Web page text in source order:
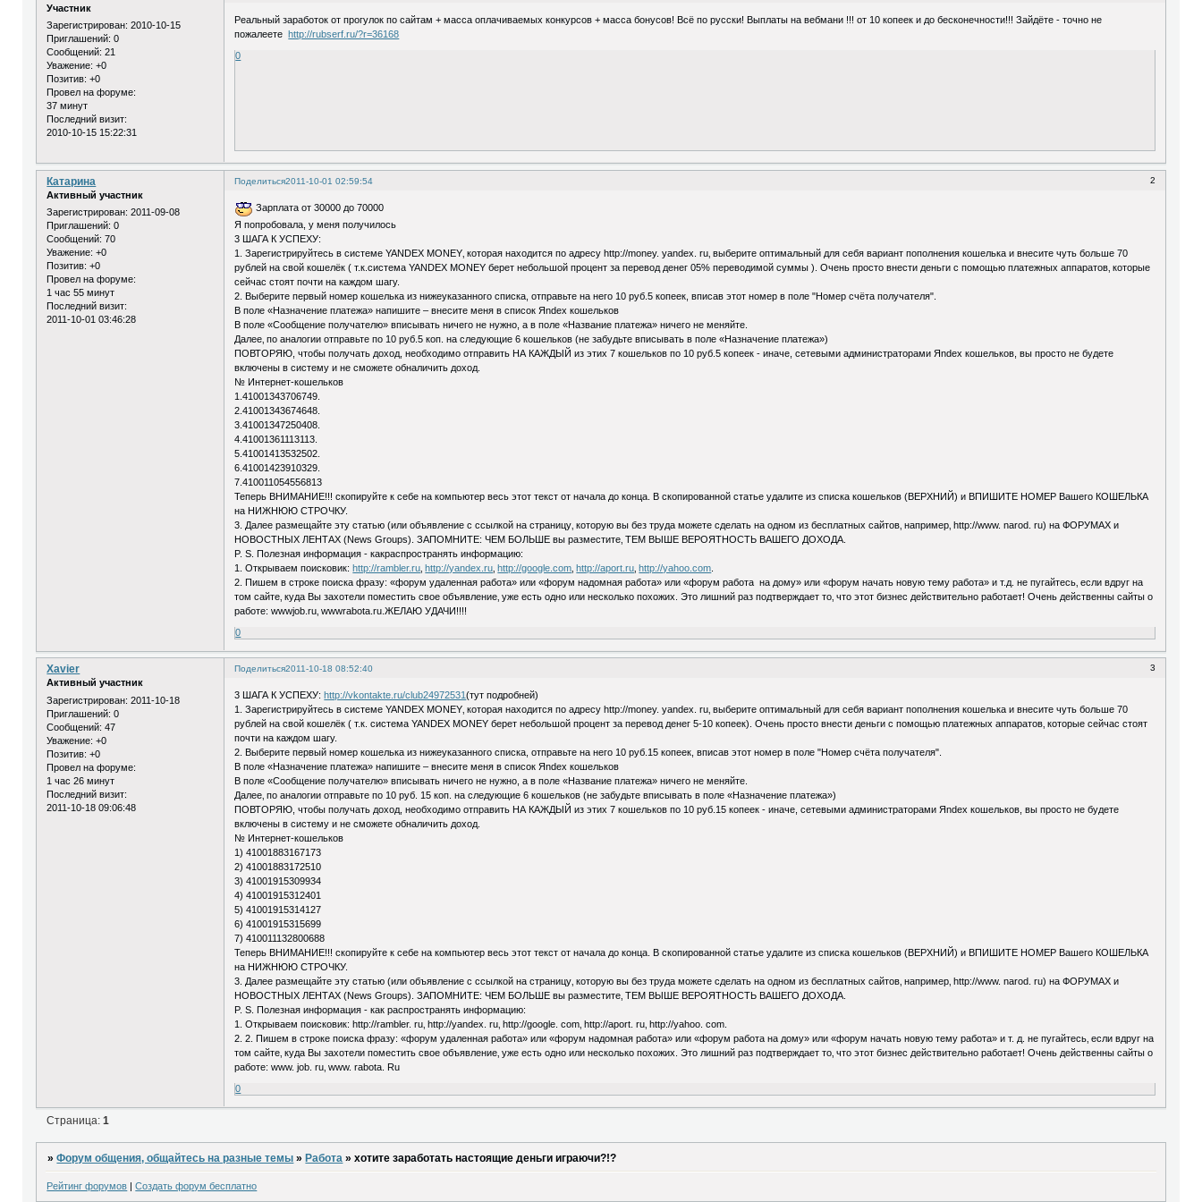
Участник
Зарегистрирован: 2010-10-15
Приглашений: 0
Сообщений: 21
Уважение: +0
Позитив: +0
Провел на форуме:
37 минут
Последний визит:
2010-10-15 15:22:31
Реальный заработок от прогулок по сайтам + масса оплачиваемых конкурсов + масса бонусов! Всё по русски! Выплаты на вебмани !!! от 10 копеек и до бесконечности!!! Зайдёте - точно не
пожалеете http://rubserf.ru/?r=36168
0
Поделиться 2
2011-10-01 02:59:54
Катарина
Активный участник
Зарегистрирован: 2011-09-08
Приглашений: 0
Сообщений: 70
Уважение: +0
Позитив: +0
Провел на форуме:
1 час 55 минут
Последний визит:
2011-10-01 03:46:28
Зарплата от 30000 до 70000
Я попробовала, у меня получилось
3 ШАГА К УСПЕХУ:
1. Зарегистрируйтесь в системе YANDEX MONEY‚ которая находится по адресу http://money. yandex. ru‚ выберите оптимальный для себя вариант пополнения кошелька и внесите чуть больше 70
рублей на свой кошелёк ( т.к.система YANDEX MONEY берет небольшой процент за перевод денег 05% переводимой суммы ). Очень просто внести деньги с помощью платежных аппаратов‚ которые
сейчас стоят почти на каждом шагу.
2. Выберите первый номер кошелька из нижеуказанного списка, отправьте на него 10 руб.5 копеек, вписав этот номер в поле "Номер счёта получателя".
В поле «Назначение платежа» напишите – внесите меня в список Яndex кошельков
В поле «Сообщение получателю» вписывать ничего не нужно, а в поле «Название платежа» ничего не меняйте.
Далее‚ по аналогии отправьте по 10 руб.5 коп. на следующие 6 кошельков (не забудьте вписывать в поле «Назначение платежа»)
ПОВТОРЯЮ, чтобы получать доход, необходимо отправить НА КАЖДЫЙ из этих 7 кошельков по 10 руб.5 копеек - иначе, сетевыми администраторами Яndex кошельков, вы просто не будете
включены в систему и не сможете обналичить доход.
№ Интернет-кошельков
1.41001343706749.
2.41001343674648.
3.41001347250408.
4.41001361113113.
5.41001413532502.
6.41001423910329.
7.410011054556813
Теперь ВНИМАНИЕ!!! скопируйте к себе на компьютер весь этот текст от начала до конца. В скопированной статье удалите из списка кошельков (ВЕРХНИЙ) и ВПИШИТЕ НОМЕР Вашего КОШЕЛЬКА
на НИЖНЮЮ СТРОЧКУ.
3. Далее размещайте эту статью (или объявление с ссылкой на страницу‚ которую вы без труда можете сделать на одном из бесплатных сайтов‚ например‚ http://www. narod. ru) на ФОРУМАХ и
НОВОСТНЫХ ЛЕНТАХ (News Groups). ЗАПОМНИТЕ: ЧЕМ БОЛЬШЕ вы разместите‚ ТЕМ ВЫШЕ ВЕРОЯТНОСТЬ ВАШЕГО ДОХОДА.
P. S. Полезная информация - какраспространять информацию:
1. Открываем поисковик:http://rambler.ru ‚http://yandex.ru ‚http://google.com ‚http://aport.ru ‚http://yahoo.com
2. Пишем в строке поиска фразу: «форум удаленная работа» или «форум надомная работа» или «форум работа на дому» или «форум начать новую тему работа» и т.д. не пугайтесь‚ если вдруг на
том сайте‚ куда Вы захотели поместить свое объявление‚ уже есть одно или несколько похожих. Это лишний раз подтверждает то‚ что этот бизнес действительно работает! Очень действенны сайты о
работе: wwwjob.ru‚ wwwrabota.ru.ЖЕЛАЮ УДАЧИ!!!!
0
Поделиться 3
2011-10-18 08:52:40
Xavier
Активный участник
Зарегистрирован: 2011-10-18
Приглашений: 0
Сообщений: 47
Уважение: +0
Позитив: +0
Провел на форуме:
1 час 26 минут
Последний визит:
2011-10-18 09:06:48
3 ШАГА К УСПЕХУ:http://vkontakte.ru/club24972531(тут подробней)
1. Зарегистрируйтесь в системе YANDEX MONEY‚ которая находится по адресу http://money. yandex. ru‚ выберите оптимальный для себя вариант пополнения кошелька и внесите чуть больше 70
рублей на свой кошелёк ( т.к. система YANDEX MONEY берет небольшой процент за перевод денег 5-10 копеек). Очень просто внести деньги с помощью платежных аппаратов‚ которые сейчас стоят
почти на каждом шагу.
2. Выберите первый номер кошелька из нижеуказанного списка, отправьте на него 10 руб.15 копеек, вписав этот номер в поле "Номер счёта получателя".
В поле «Назначение платежа» напишите – внесите меня в список Яndex кошельков
В поле «Сообщение получателю» вписывать ничего не нужно, а в поле «Название платежа» ничего не меняйте.
Далее‚ по аналогии отправьте по 10 руб. 15 коп. на следующие 6 кошельков (не забудьте вписывать в поле «Назначение платежа»)
ПОВТОРЯЮ, чтобы получать доход, необходимо отправить НА КАЖДЫЙ из этих 7 кошельков по 10 руб.15 копеек - иначе, сетевыми администраторами Яndex кошельков, вы просто не будете
включены в систему и не сможете обналичить доход.
№ Интернет-кошельков
1) 41001883167173
2) 41001883172510
3) 41001915309934
4) 41001915312401
5) 41001915314127
6) 41001915315699
7) 410011132800688
Теперь ВНИМАНИЕ!!! скопируйте к себе на компьютер весь этот текст от начала до конца. В скопированной статье удалите из списка кошельков (ВЕРХНИЙ) и ВПИШИТЕ НОМЕР Вашего КОШЕЛЬКА
на НИЖНЮЮ СТРОЧКУ.
3. Далее размещайте эту статью (или объявление с ссылкой на страницу‚ которую вы без труда можете сделать на одном из бесплатных сайтов‚ например‚ http://www. narod. ru) на ФОРУМАХ и
НОВОСТНЫХ ЛЕНТАХ (News Groups). ЗАПОМНИТЕ: ЧЕМ БОЛЬШЕ вы разместите‚ ТЕМ ВЫШЕ ВЕРОЯТНОСТЬ ВАШЕГО ДОХОДА.
P. S. Полезная информация - как распространять информацию:
1. Открываем поисковик: http://rambler. ru‚ http://yandex. ru‚ http://google. com‚ http://aport. ru‚ http://yahoo. com.
2. 2. Пишем в строке поиска фразу: «форум удаленная работа» или «форум надомная работа» или «форум работа на дому» или «форум начать новую тему работа» и т. д. не пугайтесь‚ если вдруг на
том сайте‚ куда Вы захотели поместить свое объявление‚ уже есть одно или несколько похожих. Это лишний раз подтверждает то‚ что этот бизнес действительно работает! Очень действенны сайты о
работе: www. job. ru‚ www. rabota. Ru
0
Страница:1
»Форум общения, общайтесь на разные темы »Работа »хотите заработать настоящие деньги играючи?!?
Рейтинг форумов |Создать форум бесплатно